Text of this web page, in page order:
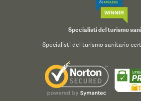
Specialisti del turismo
Specialisti del turismo sanitario